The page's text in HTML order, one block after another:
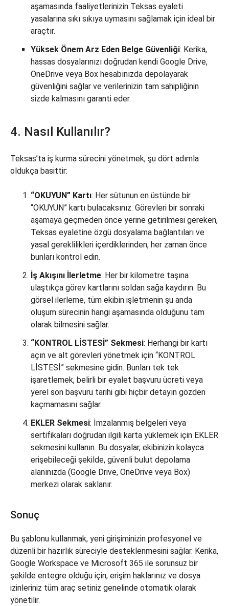
aşamasında faaliyetlerinizin Teksas eyaleti
yasalarına sıkı sıkıya uymasını sağlamak için ideal bir
araçtır.
Yüksek Önem Arz Eden Belge Güvenliği: Kerika,
hassas dosyalarınızı doğrudan kendi Google Drive,
OneDrive veya Box hesabınızda depolayarak
güvenliğini sağlar ve verilerinizin tam sahipliğinin
sizde kalmasını garanti eder.
4. Nasıl Kullanılır?
Teksas’ta iş kurma sürecini yönetmek, şu dört adımla
oldukça basittir:
“OKUYUN” Kartı: Her sütunun en üstünde bir
“OKUYUN” kartı bulacaksınız. Görevleri bir sonraki
aşamaya geçmeden önce yerine getirilmesi gereken,
Teksas eyaletine özgü dosyalama bağlantıları ve
yasal gereklilikleri içerdiklerinden, her zaman önce
bunları kontrol edin.
İş Akışını İlerletme: Her bir kilometre taşına
ulaştıkça görev kartlarını soldan sağa kaydırın. Bu
görsel ilerleme, tüm ekibin işletmenin şu anda
oluşum sürecinin hangi aşamasında olduğunu tam
olarak bilmesini sağlar.
“KONTROL LİSTESİ” Sekmesi: Herhangi bir kartı
açın ve alt görevleri yönetmek için “KONTROL
LİSTESİ” sekmesine gidin. Bunları tek tek
işaretlemek, belirli bir eyalet başvuru ücreti veya
yerel son başvuru tarihi gibi hiçbir detayın gözden
kaçmamasını sağlar.
EKLER Sekmesi: İmzalanmış belgeleri veya
sertifikaları doğrudan ilgili karta yüklemek için EKLER
sekmesini kullanın. Bu dosyalar, ekibinizin kolayca
erişebileceği şekilde, güvenli bulut depolama
alanınızda (Google Drive, OneDrive veya Box)
merkezi olarak saklanır.
Sonuç
Bu şablonu kullanmak, yeni girişiminizin profesyonel ve
düzenli bir hazırlık süreciyle desteklenmesini sağlar. Kerika,
Google Workspace ve Microsoft 365 ile sorunsuz bir
şekilde entegre olduğu için, erişim haklarınız ve dosya
izinleriniz tüm araç setiniz genelinde otomatik olarak
yönetilir.